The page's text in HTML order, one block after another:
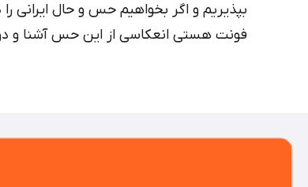
بپذیریم و اگر بخواهیم حس و حال ایرانی
فونت هستی انعکاسی از این حس آشنا و